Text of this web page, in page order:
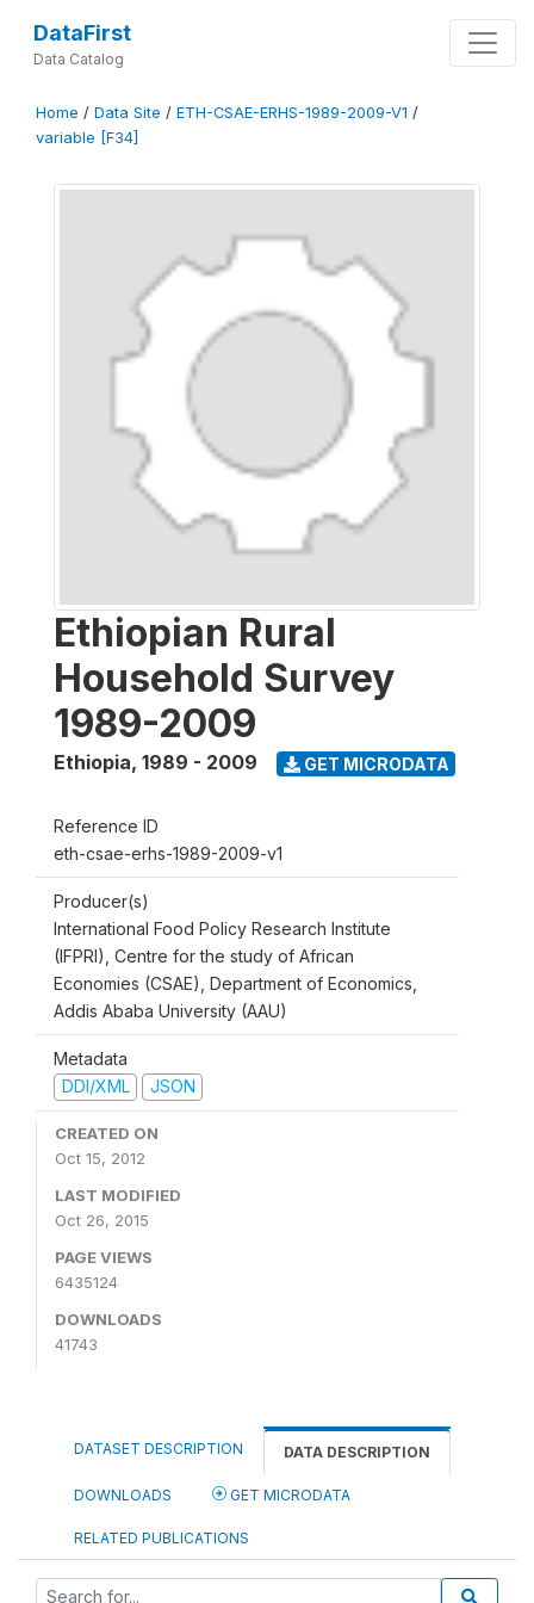
DataFirst
Data Catalog
Home / Data Site / ETH-CSAE-ERHS-1989-2009-V1 /
variable [F34]
Ethiopian Rural
Household Survey
1989-2009
Ethiopia, 1989 - 2009 GET MICRODATA
Reference ID
eth-csae-erhs-1989-2009-v1
Producer(s)
International Food Policy Research Institute
(IFPRI), Centre for the study of African
Economies (CSAE), Department of Economics,
Addis Ababa University (AAU)
Metadata
DDI/XML
JSON
CREATED ON
Oct 15, 2012
LAST MODIFIED
Oct 26, 2015
PAGE VIEWS
6435124
DOWNLOADS
41743
DATASET DESCRIPTION DATA DESCRIPTION
DOWNLOADS GET MICRODATA
RELATED PUBLICATIONS